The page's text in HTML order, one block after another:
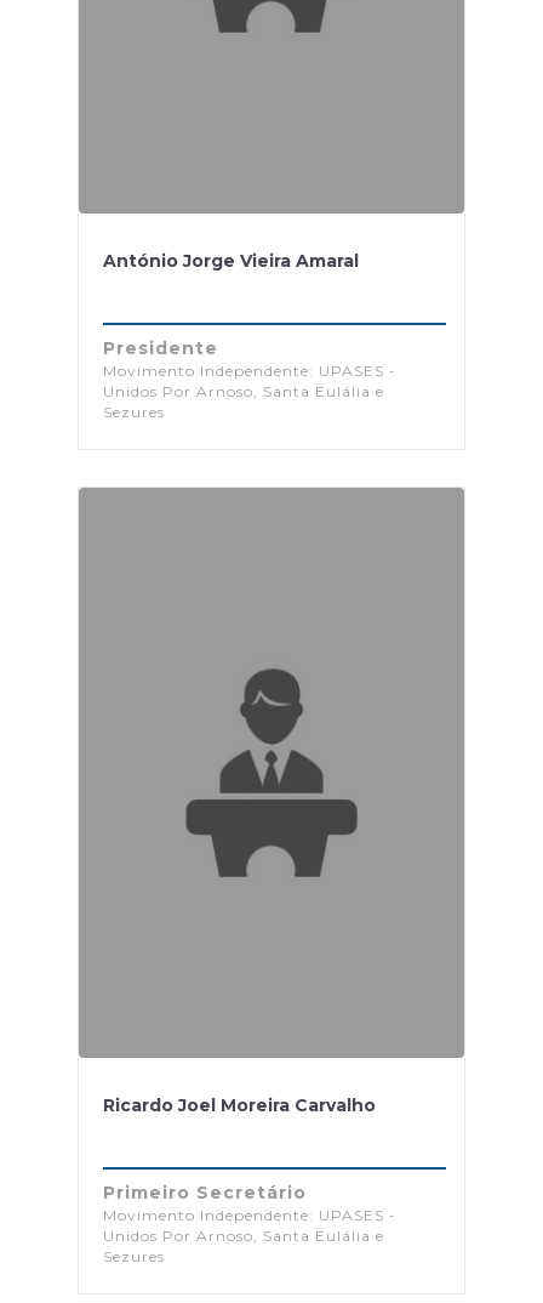
António Jorge Vieira Amaral
Presidente
Movimento Independente: UPASES -
Unidos Por Arnoso, Santa Eulália e
Sezures
Ricardo Joel Moreira Carvalho
Primeiro Secretário
Movimento Independente: UPASES -
Unidos Por Arnoso, Santa Eulália e
Sezures